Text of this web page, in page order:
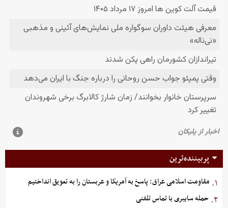
پربیننده‌ترین
۱. مقاومت اسلامی عراق: پاسخ به آمریکا و عربستان را به تعویق انداختیم
۲. حمله سایبری با تماس تلفنی